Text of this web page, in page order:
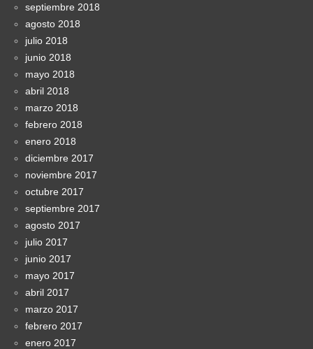
septiembre 2018
agosto 2018
julio 2018
junio 2018
mayo 2018
abril 2018
marzo 2018
febrero 2018
enero 2018
diciembre 2017
noviembre 2017
octubre 2017
septiembre 2017
agosto 2017
julio 2017
junio 2017
mayo 2017
abril 2017
marzo 2017
febrero 2017
enero 2017